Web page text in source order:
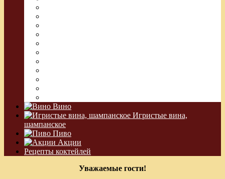
Вино
Игристые вина,
шампанское
Пиво
Акции
Рецепты коктейлей
Уважаемые гости!